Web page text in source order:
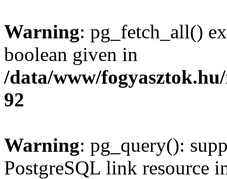
Warning: pg_fetch_all()
boolean given in
/data/www/
92
Warning: pg_query():
PostgreSQL link resource